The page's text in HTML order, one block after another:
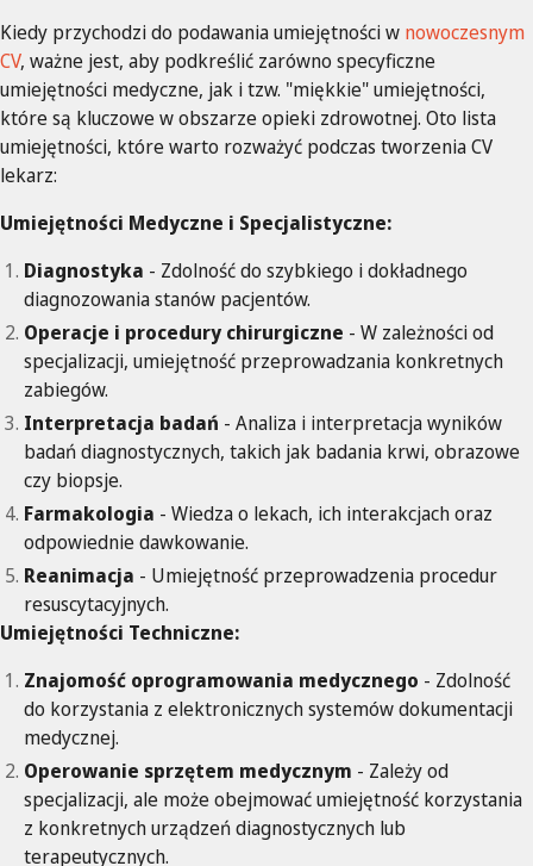
Kiedy przychodzi do podawania umiejętności w nowoczesnym
CV, ważne jest, aby podkreślić zarówno specyficzne
umiejętności medyczne, jak i tzw. "miękkie" umiejętności,
które są kluczowe w obszarze opieki zdrowotnej. Oto lista
umiejętności, które warto rozważyć podczas tworzenia CV
lekarz:
Umiejętności Medyczne i Specjalistyczne:
Diagnostyka - Zdolność do szybkiego i dokładnego
diagnozowania stanów pacjentów.
Operacje i procedury chirurgiczne - W zależności od
specjalizacji, umiejętność przeprowadzania konkretnych
zabiegów.
Interpretacja badań - Analiza i interpretacja wyników
badań diagnostycznych, takich jak badania krwi, obrazowe
czy biopsje.
Farmakologia - Wiedza o lekach, ich interakcjach oraz
odpowiednie dawkowanie.
Reanimacja - Umiejętność przeprowadzenia procedur
resuscytacyjnych.
Umiejętności Techniczne:
Znajomość oprogramowania medycznego - Zdolność
do korzystania z elektronicznych systemów dokumentacji
medycznej.
Operowanie sprzętem medycznym - Zależy od
specjalizacji, ale może obejmować umiejętność korzystania
z konkretnych urządzeń diagnostycznych lub
terapeutycznych.